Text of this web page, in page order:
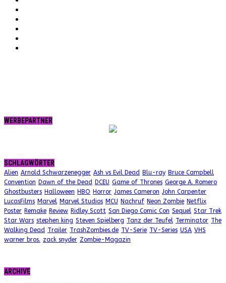
WERBEPARTNER
SCHLAGWÖRTER
Alien Arnold Schwarzenegger Ash vs Evil Dead Blu-ray Bruce Campbell
Convention Dawn of the Dead DCEU Game of Thrones George A. Romero
Ghostbusters Halloween HBO Horror James Cameron John Carpenter
LucasFilms Marvel Marvel Studios MCU Nachruf Neon Zombie Netflix
Poster Remake Review Ridley Scott San Diego Comic Con Sequel Star Trek
Star Wars stephen king Steven Spielberg Tanz der Teufel Terminator The
Walking Dead Trailer TrashZombies.de TV-Serie TV-Series USA VHS
warner bros. zack snyder Zombie-Magazin
ARCHIVE